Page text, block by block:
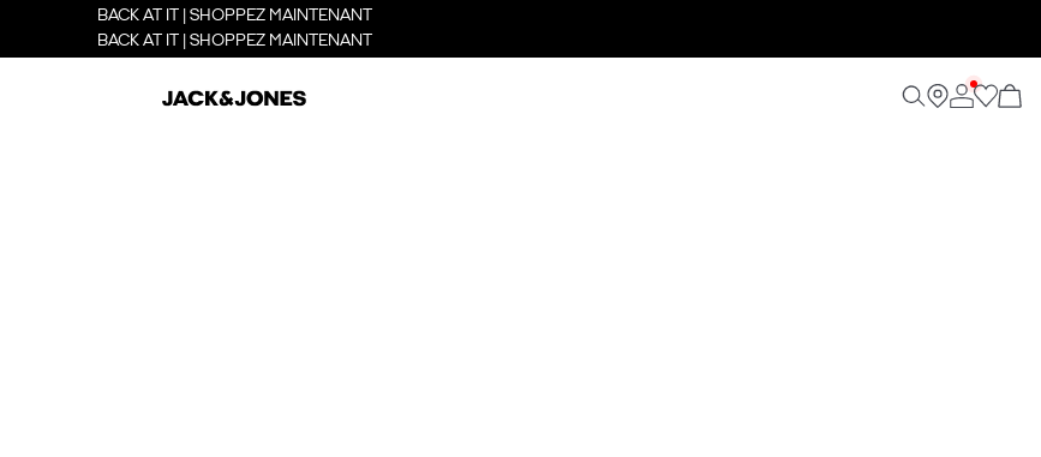
BACK AT IT | SHOPPEZ MAINTENANT
BACK AT IT | SHOPPEZ MAINTENANT